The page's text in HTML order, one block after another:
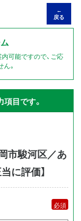
←
戻る
可能ですので、ご応
。
目です。
市駿河区／あ
に評価】